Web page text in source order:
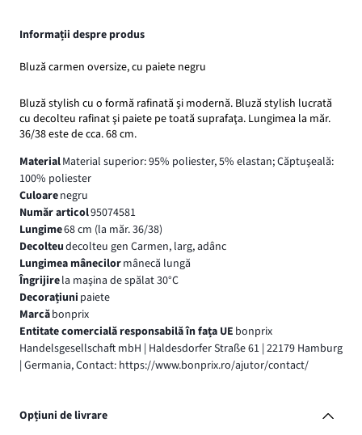
Informații despre produs
Bluză carmen oversize, cu paiete negru
Bluză stylish cu o formă rafinată şi modernă. Bluză stylish lucrată
cu decolteu rafinat şi paiete pe toată suprafaţa. Lungimea la măr.
36/38 este de cca. 68 cm.
MaterialMaterial superior: 95% poliester, 5% elastan; Căptuşeală:
100% poliester
Culoarenegru
Număr articol95074581
Lungime68 cm (la măr. 36/38)
Decolteudecolteu gen Carmen, larg, adânc
Lungimea mânecilormânecă lungă
Îngrijirela maşina de spălat 30°C
Decorațiuni paiete
Marcăbonprix
Entitate comercială responsabilă în fața UE bonprix
Handelsgesellschaft mbH | Haldesdorfer Straße 61 | 22179 Hamburg
| Germania, Contact: https://www.bonprix.ro/ajutor/contact/
Opțiuni de livrare